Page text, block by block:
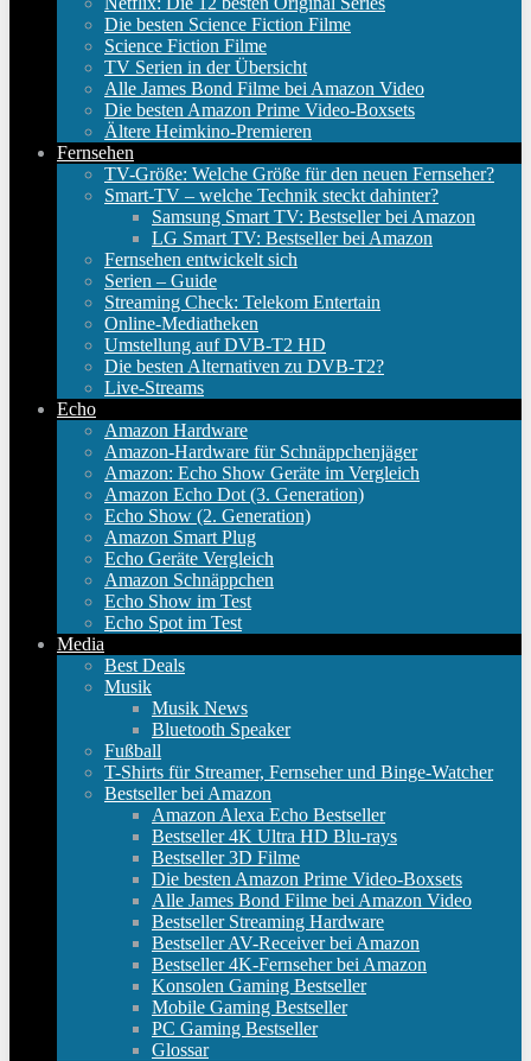
Die besten Science Fiction Filme
Science Fiction Filme
TV Serien in der Übersicht
Alle James Bond Filme bei Amazon Video
Die besten Amazon Prime Video-Boxsets
Ältere Heimkino-Premieren
Fernsehen
TV-Größe: Welche Größe für den neuen Fernseher?
Smart-TV – welche Technik steckt dahinter?
Samsung Smart TV: Bestseller bei Amazon
LG Smart TV: Bestseller bei Amazon
Fernsehen entwickelt sich
Serien – Guide
Streaming Check: Telekom Entertain
Online-Mediatheken
Umstellung auf DVB-T2 HD
Die besten Alternativen zu DVB-T2?
Live-Streams
Echo
Amazon Hardware
Amazon-Hardware für Schnäppchenjäger
Amazon: Echo Show Geräte im Vergleich
Amazon Echo Dot (3. Generation)
Echo Show (2. Generation)
Amazon Smart Plug
Echo Geräte Vergleich
Amazon Schnäppchen
Echo Show im Test
Echo Spot im Test
Media
Best Deals
Musik
Musik News
Bluetooth Speaker
Fußball
T-Shirts für Streamer, Fernseher und Binge-Watcher
Bestseller bei Amazon
Amazon Alexa Echo Bestseller
Bestseller 4K Ultra HD Blu-rays
Bestseller 3D Filme
Die besten Amazon Prime Video-Boxsets
Alle James Bond Filme bei Amazon Video
Bestseller Streaming Hardware
Bestseller AV-Receiver bei Amazon
Bestseller 4K-Fernseher bei Amazon
Konsolen Gaming Bestseller
Mobile Gaming Bestseller
PC Gaming Bestseller
Glossar